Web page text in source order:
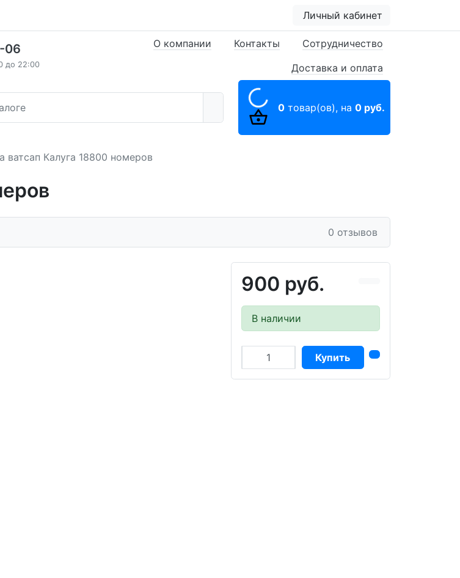
Личный кабинет
06
до 22:00
О компании Контакты
Сотрудничество
Доставка и оплата
0 товар(ов), на 0 руб.
ватсап Калуга 18800 номеров
0 отзывов
900 руб.
В наличии
Купить